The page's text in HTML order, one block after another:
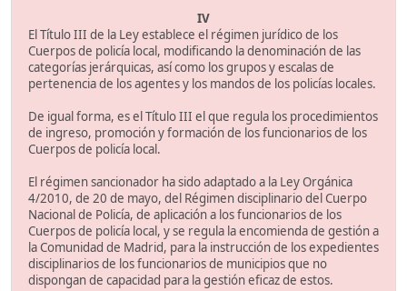
IV
El Título III de la Ley establece el régimen jurídico de los
Cuerpos de policía local, modificando la denominación de las
categorías jerárquicas, así como los grupos y escalas de
pertenencia de los agentes y los mandos de los policías locales.
De igual forma, es el Título III el que regula los procedimientos
de ingreso, promoción y formación de los funcionarios de los
Cuerpos de policía local.
El régimen sancionador ha sido adaptado a la Ley Orgánica
4/2010, de 20 de mayo, del Régimen disciplinario del Cuerpo
Nacional de Policía, de aplicación a los funcionarios de los
Cuerpos de policía local, y se regula la encomienda de gestión a
la Comunidad de Madrid, para la instrucción de los expedientes
disciplinarios de los funcionarios de municipios que no
dispongan de capacidad para la gestión eficaz de estos.